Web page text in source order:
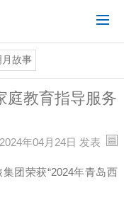
月故事
庭教育指导服务
2024年04月24日 发表
团荣获“2024年青岛西